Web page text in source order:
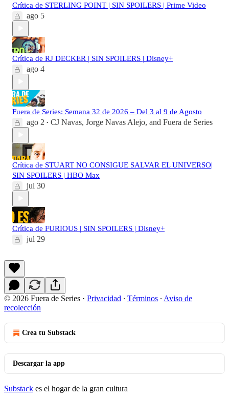
Crítica de STERLING POINT | SIN SPOILERS | Prime Video
ago 5
Crítica de RJ DECKER | SIN SPOILERS | Disney+
ago 4
Fuera de Series: Semana 32 de 2026 – Del 3 al 9 de Agosto
ago 2 • CJ Navas, Jorge Navas Alejo, and Fuera de Series
Crítica de STUART NO CONSIGUE SALVAR EL UNIVERSO|
SIN SPOILERS | HBO Max
jul 30
Crítica de FURIOUS | SIN SPOILERS | Disney+
jul 29
© 2026 Fuera de Series · Privacidad ∙ Términos ∙ Aviso de
recolección
Crea tu Substack
Descargar la app
Substack es el hogar de la gran cultura